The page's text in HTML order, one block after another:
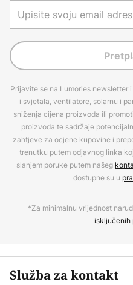
Prijavite se na Lumories
i svjetala, ventilatore, solarnu i
sniženja cijena proizvoda ili
proizvoda te sadržaje
zahtjeve za ocjene kupovine i
trenutku putem odjavnog linka
slanjem poruke putem našeg
dostupne su u
*Za minimalnu vrijednost
isključenih
Služba za kontakt